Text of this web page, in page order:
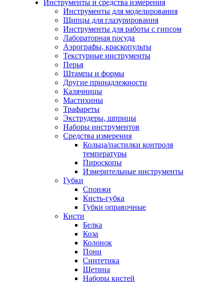
Инструменты и средства измерения
Инструменты для моделирования
Щипцы для глазурирования
Инструменты для работы с гипсом
Лабораторная посуда
Аэрографы, краскопульты
Текстурные инструменты
Перья
Штампы и формы
Другие принадлежности
Калячницы
Мастихины
Трафареты
Экструдеры, шприцы
Наборы инструментов
Средства измерения
Кольца/пастилки контроля
температуры
Пироскопы
Измерительные инструменты
Губки
Спонжи
Кисть-губка
Губки оправочные
Кисти
Белка
Коза
Колонок
Пони
Синтетика
Щетина
Наборы кистей